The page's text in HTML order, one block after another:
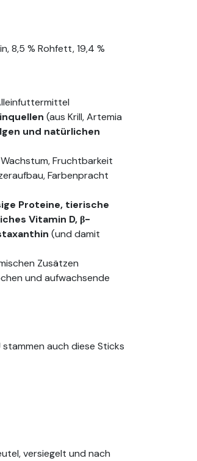
8,5 % Rohfett, 19,4 %
(aus Krill, Artemia
und natürlichen
Fruchtbarkeit
Farbenpracht
Proteine, tierische
Vitamin D, β-
(und damit
Zusätzen
und aufwachsende
stammen auch diese Sticks
versiegelt und nach